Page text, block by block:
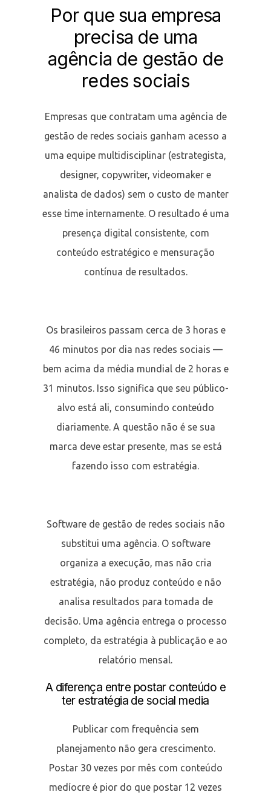
Por que sua empresa
precisa de uma
agência de gestão de
redes sociais
Empresas que contratam uma agência de
gestão de redes sociais ganham acesso a
uma equipe multidisciplinar (estrategista,
designer, copywriter, videomaker e
analista de dados) sem o custo de manter
esse time internamente. O resultado é uma
presença digital consistente, com
conteúdo estratégico e mensuração
contínua de resultados.
Os brasileiros passam cerca de 3 horas e
46 minutos por dia nas redes sociais —
bem acima da média mundial de 2 horas e
31 minutos. Isso significa que seu público-
alvo está ali, consumindo conteúdo
diariamente. A questão não é se sua
marca deve estar presente, mas se está
fazendo isso com estratégia.
Software de gestão de redes sociais não
substitui uma agência. O software
organiza a execução, mas não cria
estratégia, não produz conteúdo e não
analisa resultados para tomada de
decisão. Uma agência entrega o processo
completo, da estratégia à publicação e ao
relatório mensal.
A diferença entre postar conteúdo e
ter estratégia de social media
Publicar com frequência sem
planejamento não gera crescimento.
Postar 30 vezes por mês com conteúdo
medíocre é pior do que postar 12 vezes